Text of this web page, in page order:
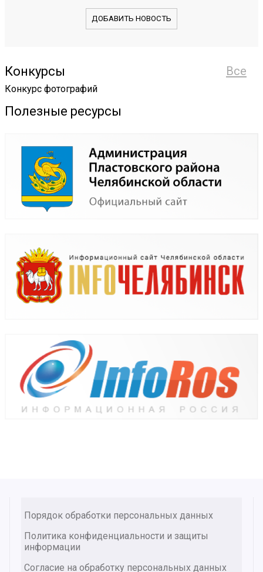
ДОБАВИТЬ НОВОСТЬ
Все
Конкурсы
Конкурс фотографий
Полезные ресурсы
Порядок обработки персональных данных
Политика конфиденциальности и защиты
информации
Согласие на обработку персональных данных